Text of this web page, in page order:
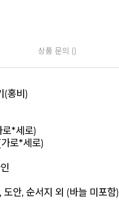
상품 문의 ()
(홍비)
*세로)
로*세로)
안, 순서지 외 (바늘 미포함)